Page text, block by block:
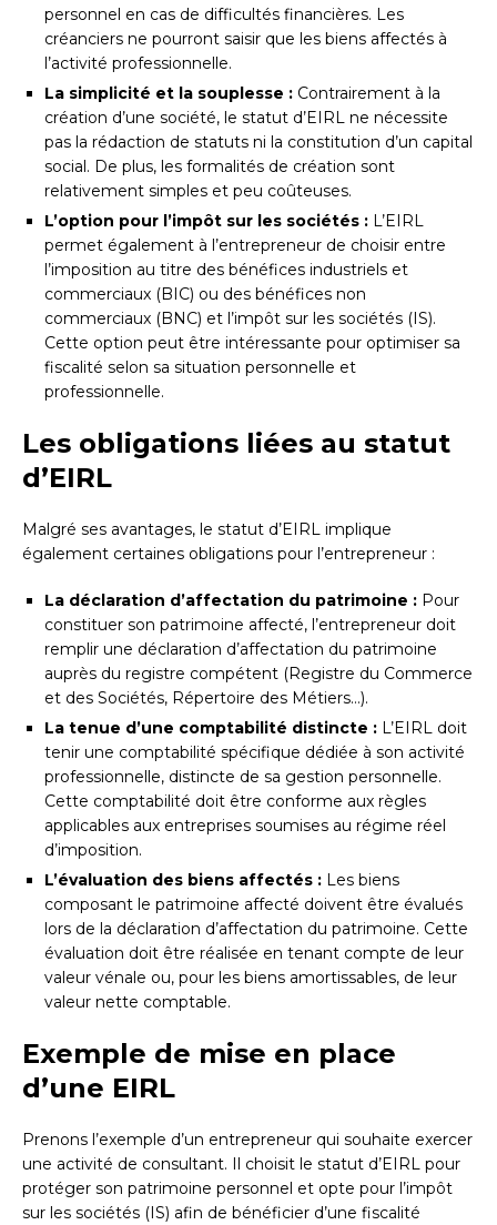
personnel en cas de difficultés financières. Les
créanciers ne pourront saisir que les biens affectés à
l’activité professionnelle.
La simplicité et la souplesse : Contrairement à la
création d’une société, le statut d’EIRL ne nécessite
pas la rédaction de statuts ni la constitution d’un capital
social. De plus, les formalités de création sont
relativement simples et peu coûteuses.
L’option pour l’impôt sur les sociétés : L’EIRL
permet également à l’entrepreneur de choisir entre
l’imposition au titre des bénéfices industriels et
commerciaux (BIC) ou des bénéfices non
commerciaux (BNC) et l’impôt sur les sociétés (IS).
Cette option peut être intéressante pour optimiser sa
fiscalité selon sa situation personnelle et
professionnelle.
Les obligations liées au statut
d’EIRL
Malgré ses avantages, le statut d’EIRL implique
également certaines obligations pour l’entrepreneur :
La déclaration d’affectation du patrimoine : Pour
constituer son patrimoine affecté, l’entrepreneur doit
remplir une déclaration d’affectation du patrimoine
auprès du registre compétent (Registre du Commerce
et des Sociétés, Répertoire des Métiers…).
La tenue d’une comptabilité distincte : L’EIRL doit
tenir une comptabilité spécifique dédiée à son activité
professionnelle, distincte de sa gestion personnelle.
Cette comptabilité doit être conforme aux règles
applicables aux entreprises soumises au régime réel
d’imposition.
L’évaluation des biens affectés : Les biens
composant le patrimoine affecté doivent être évalués
lors de la déclaration d’affectation du patrimoine. Cette
évaluation doit être réalisée en tenant compte de leur
valeur vénale ou, pour les biens amortissables, de leur
valeur nette comptable.
Exemple de mise en place
d’une EIRL
Prenons l’exemple d’un entrepreneur qui souhaite exercer
une activité de consultant. Il choisit le statut d’EIRL pour
protéger son patrimoine personnel et opte pour l’impôt
sur les sociétés (IS) afin de bénéficier d’une fiscalité